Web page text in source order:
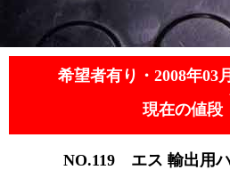
希望者有り・2008年03
現在の値段
NO.119エス 輸出用ハ